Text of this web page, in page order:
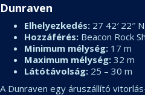
Dunraven
Elhelyezkedés: 27 42′ 22″
Hozzáférés: Beacon Rock
Minimum mélység: 17 m
Maximum mélység: 32 m
Látótávolság: 25 – 30 m
A Dunraven egy áruszállító